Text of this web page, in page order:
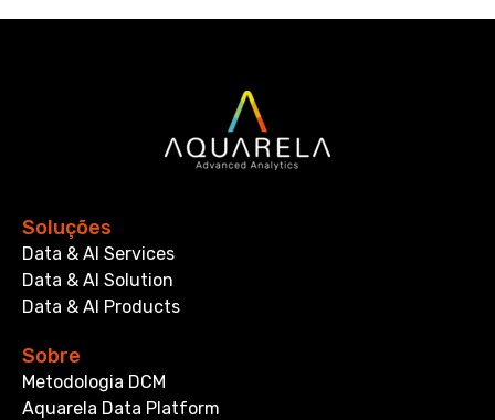
Soluções
Data & AI Services
Data & AI Solution
Data & AI Products
Sobre
Metodologia DCM
Aquarela Data Platform